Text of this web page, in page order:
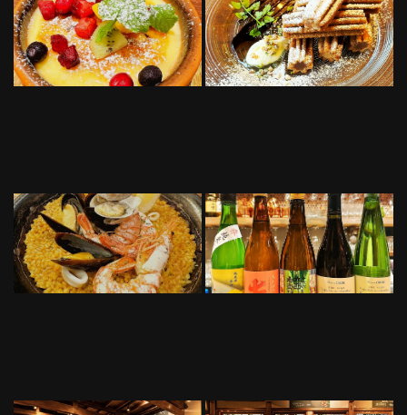
この店舗情報をシェアする
お店情報をコピー